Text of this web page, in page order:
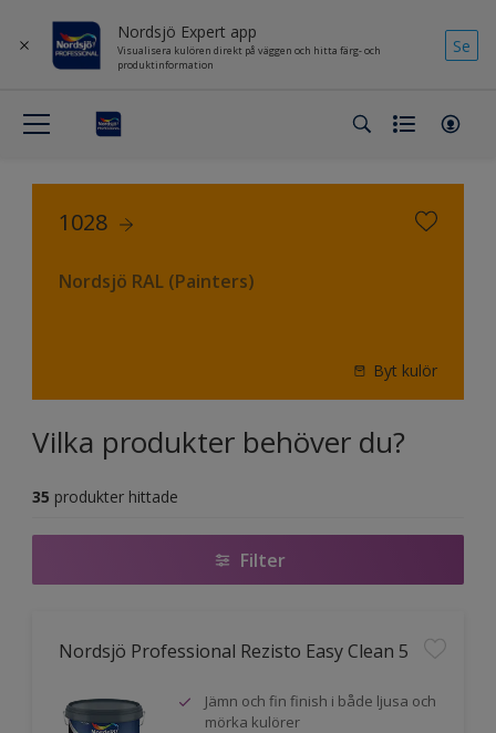
Nordsjö Expert app
Visualisera kulören direkt på väggen och hitta färg- och
produktinformation
Se
1028
Nordsjö RAL (Painters)
Byt kulör
Vilka produkter behöver du?
35 produkter hittade
Filter
Nordsjö Professional Rezisto Easy Clean 5
Jämn och fin finish i både ljusa och
mörka kulörer